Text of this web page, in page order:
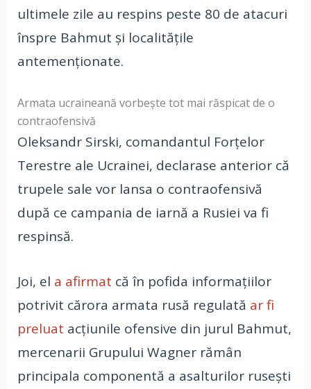
ultimele zile au respins peste 80 de atacuri
înspre Bahmut și localitățile
antemenționate.
Armata ucraineană vorbește tot mai răspicat de o
contraofensivă
Oleksandr Sirski, comandantul Forțelor
Terestre ale Ucrainei, declarase anterior că
trupele sale vor lansa o contraofensivă
după ce campania de iarnă a Rusiei va fi
respinsă.
Joi, el a afirmat că în pofida informațiilor
potrivit cărora armata rusă regulată ar fi
preluat acțiunile ofensive din jurul Bahmut,
mercenarii Grupului Wagner rămân
principala componentă a asalturilor ruseşti